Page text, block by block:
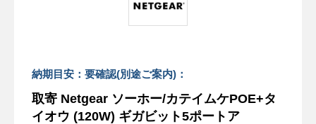
納期目安：要確認(別途ご案内)：
取寄 Netgear ソーホー/カテイムケPOE+タ
イオウ (120W) ギガビット5ポートア